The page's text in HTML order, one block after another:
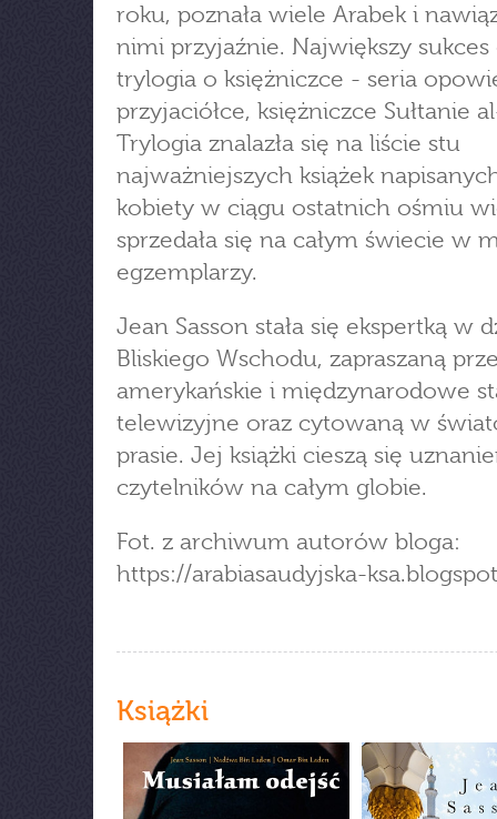
roku, poznała wiele Arabek i
nimi przyjaźnie. Największy sukces
trylogia o księżniczce - seria
przyjaciółce, księżniczce Sułtanie
Trylogia znalazła się na liście stu
najważniejszych książek
kobiety w ciągu ostatnich ośmiu
sprzedała się na całym świecie w
egzemplarzy.
Jean Sasson stała się ekspertką w
Bliskiego Wschodu, zapraszaną
amerykańskie i międzynarodowe
telewizyjne oraz cytowaną w
prasie. Jej książki cieszą się
czytelników na całym globie.
Fot. z archiwum autorów bloga:
https://arabiasaudyjska-
Książki